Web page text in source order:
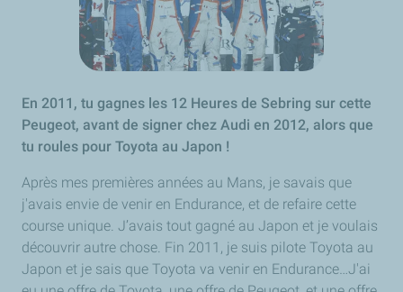
En 2011, tu gagnes les 12 Heures de Sebring sur cette
Peugeot, avant de signer chez Audi en 2012, alors que
tu roules pour Toyota au Japon !
Après mes premières années au Mans, je savais que
j'avais envie de venir en Endurance, et de refaire cette
course unique. J’avais tout gagné au Japon et je voulais
découvrir autre chose. Fin 2011, je suis pilote Toyota au
Japon et je sais que Toyota va venir en Endurance…J'ai